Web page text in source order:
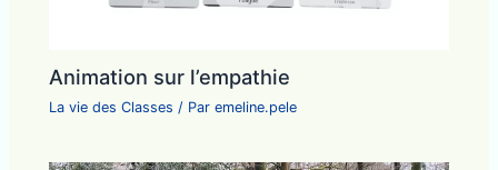
Animation sur l’empathie
La vie des Classes / Paremeline.pele